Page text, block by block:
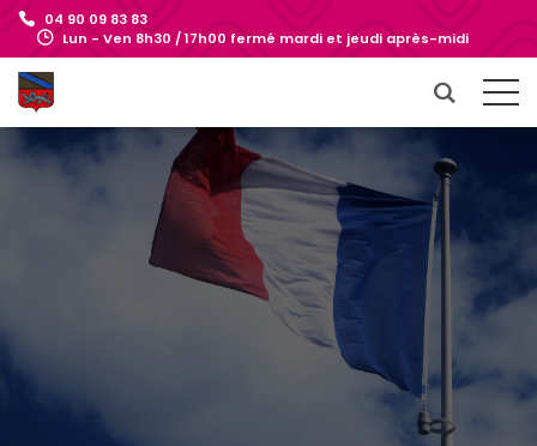
04 90 09 83 83
Lun - Ven 8h30 / 17h00 fermé mardi et jeudi après-midi